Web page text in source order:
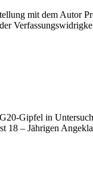
mit dem Autor
Gipfel in
– Jährigen